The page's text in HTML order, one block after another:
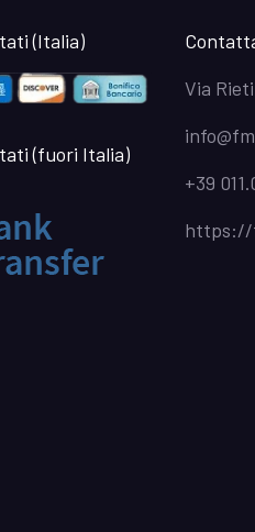
(Italia)
(fuori Italia)
Via
+39
https://